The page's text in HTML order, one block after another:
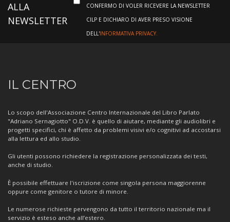
ALLA
NEWSLETTER
CONFERMO DI VOLER RICEVERE LA NEWSLETTER
CILP E DICHIARO DI AVER PRESO VISIONE
DELL'INFORMATIVA PRIVACY.
Informazioni
sul
Centro
IL CENTRO
Lo scopo dell'Associazione Centro Internazionale del Libro Parlato
"Adriano Sernagiotto" O.D.V. è quello di aiutare, mediante gli audiolibri e
progetti specifici, chi è affetto da problemi visivi e/o cognitivi ad accostarsi
alla lettura ed allo studio.
Gli utenti possono richiedere la registrazione personalizzata dei testi,
anche di studio.
È possibile effettuare l'iscrizione come singola persona maggiorenne
oppure come genitore o tutore di minore.
Le numerose richieste pervengono da tutto il territorio nazionale ma il
servizio è esteso anche all’estero.